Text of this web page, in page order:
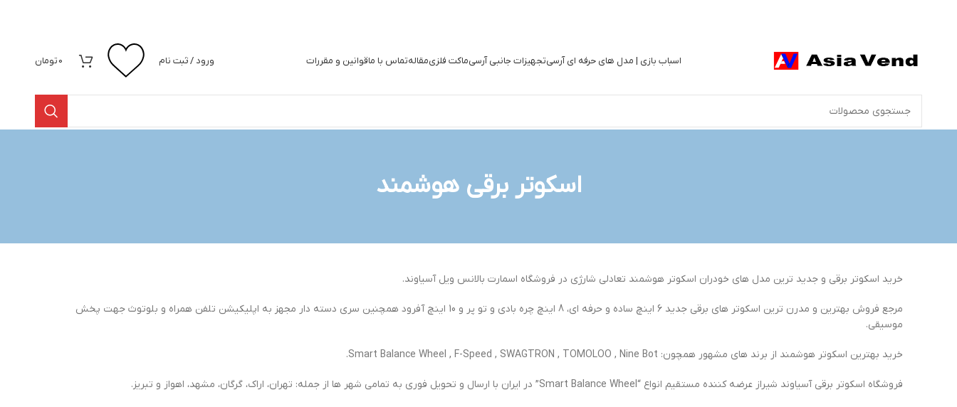
اسباب بازی | مدل های حرفه ای آرسیتجهیزات جانبی آرسیماکت فلزیمقالهتماس با ماقوانین و مقررات ورود / ثبت نام 0تومان
اسکوتر برقی هوشمند
خرید اسکوتر برقی و جدید ترین مدل های خودران اسکوتر هوشمند تعادلی شارژی در فروشگاه اسمارت بالانس ویل آسیاوند.
مرجع فروش بهترین و مدرن ترین اسکوتر های برقی جدید 6 اینچ ساده و حرفه ای، 8 اینچ چره بادی و تو پر و 10 اینچ آفرود همچنین سری دسته دار مجهز به اپلیکیشن تلفن همراه و بلوتوث جهت پخش
موسیقی.
خرید بهترین اسکوتر هوشمند از برند های مشهور همچون: Smart Balance Wheel , F-Speed , SWAGTRON , TOMOLOO , Nine Bot.
فروشگاه اسکوتر برقی آسیاوند شیراز عرضه کننده مستقیم انواع “Smart Balance Wheel” در ایران با ارسال و تحویل فوری به تمامی شهر ها از جمله: تهران، اراک، گرگان، مشهد، اهواز و تبریز.